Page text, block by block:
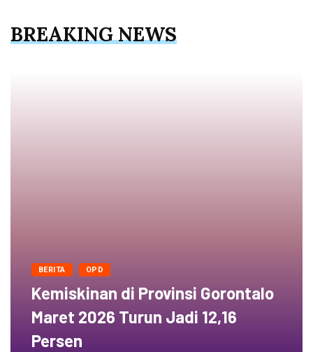
BREAKING NEWS
BERITA OPD
Kemiskinan di Provinsi Gorontalo
Maret 2026 Turun Jadi 12,16
Persen